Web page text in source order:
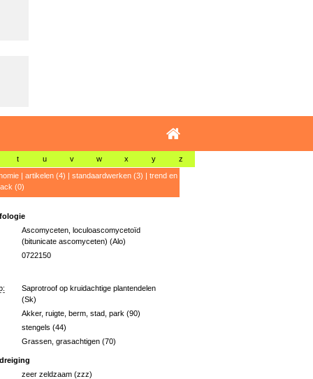
t u v w x y z
| artikelen (4) | standaardwerken (3) | trend en
(0)
Ascomyceten, loculoascomycetoïd
(bitunicate ascomyceten) (Alo)
0722150
Saprotroof op kruidachtige plantendelen
(Sk)
Akker, ruigte, berm, stad, park (90)
stengels (44)
Grassen, grasachtigen (70)
zeer zeldzaam (zzz)